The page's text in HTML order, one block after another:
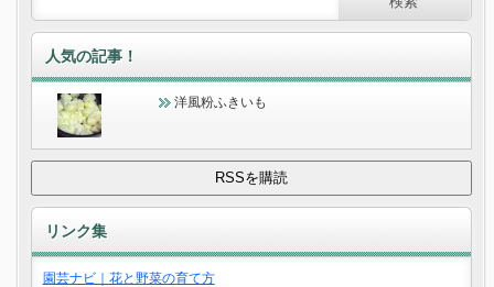
人気の記事！
洋風粉ふきいも
リンク集
園芸ナビ｜花と野菜の育て方